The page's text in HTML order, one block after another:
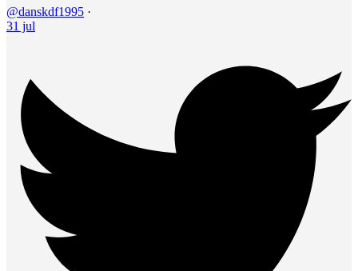
@danskdf1995 ·
31 jul